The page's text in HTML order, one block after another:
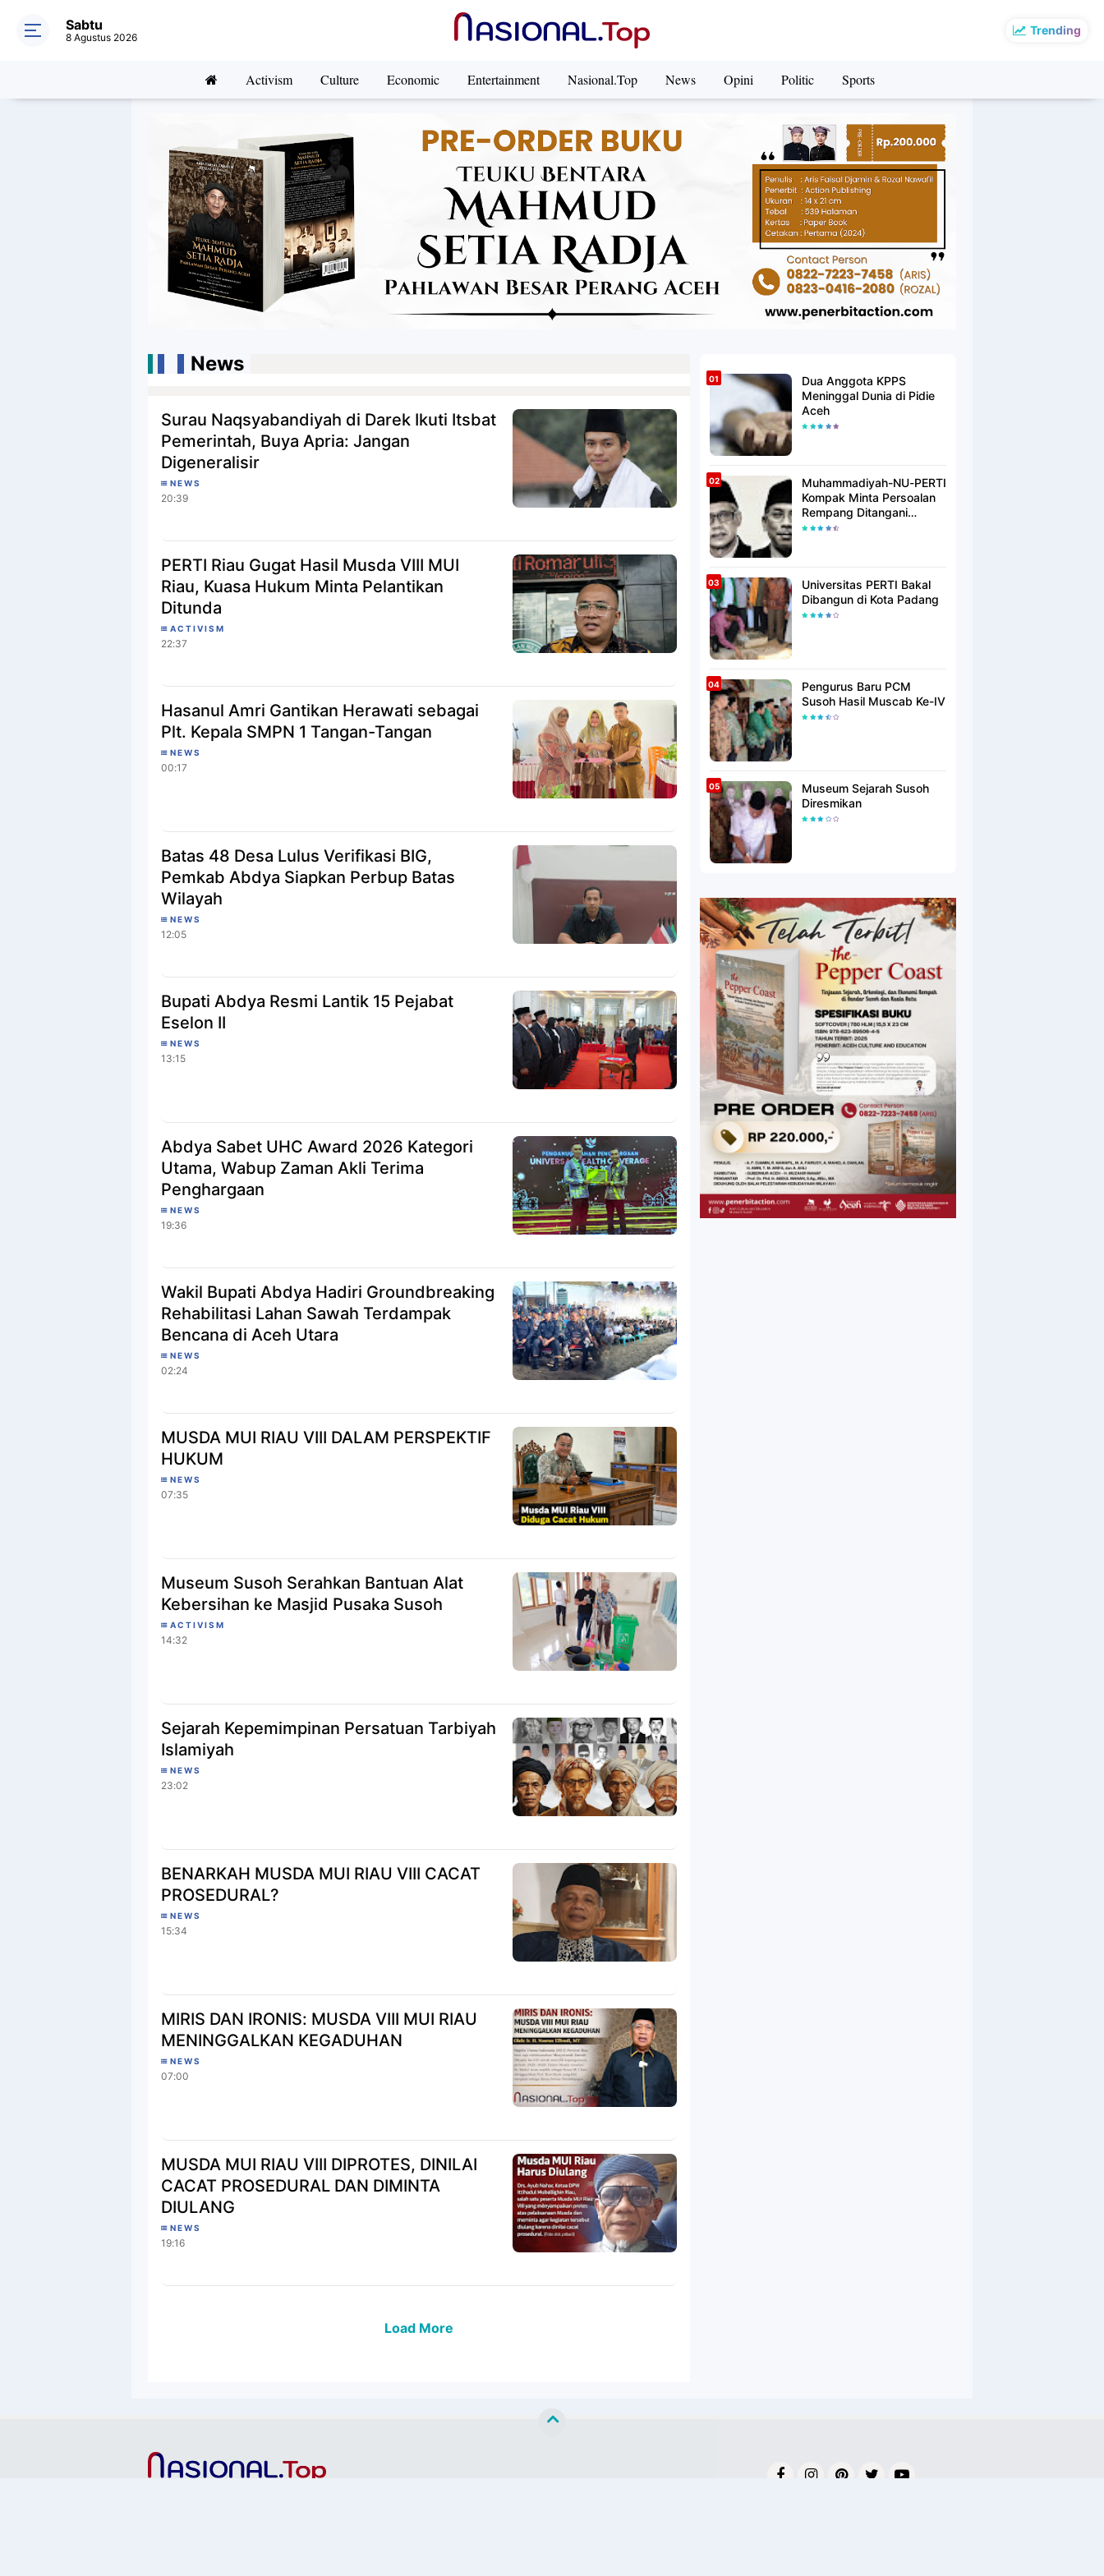
Trending
Sabtu
8 Agustus 2026
Activism Culture Economic Entertainment Nasional.Top News Opini Politic Sports
News
Surau Naqsyabandiyah di Darek Ikuti Itsbat
Pemerintah, Buya Apria: Jangan
Digeneralisir
NEWS
20:39
PERTI Riau Gugat Hasil Musda VIII MUI
Riau, Kuasa Hukum Minta Pelantikan
Ditunda
ACTIVISM
22:37
Hasanul Amri Gantikan Herawati sebagai
Plt. Kepala SMPN 1 Tangan-Tangan
NEWS
00:17
Batas 48 Desa Lulus Verifikasi BIG,
Pemkab Abdya Siapkan Perbup Batas
Wilayah
NEWS
12:05
Bupati Abdya Resmi Lantik 15 Pejabat
Eselon II
NEWS
13:15
Abdya Sabet UHC Award 2026 Kategori
Utama, Wabup Zaman Akli Terima
Penghargaan
NEWS
19:36
Wakil Bupati Abdya Hadiri Groundbreaking
Rehabilitasi Lahan Sawah Terdampak
Bencana di Aceh Utara
NEWS
02:24
MUSDA MUI RIAU VIII DALAM PERSPEKTIF
HUKUM
NEWS
07:35
Museum Susoh Serahkan Bantuan Alat
Kebersihan ke Masjid Pusaka Susoh
ACTIVISM
14:32
Sejarah Kepemimpinan Persatuan Tarbiyah
Islamiyah
NEWS
23:02
BENARKAH MUSDA MUI RIAU VIII CACAT
PROSEDURAL?
NEWS
15:34
MIRIS DAN IRONIS: MUSDA VIII MUI RIAU
MENINGGALKAN KEGADUHAN
NEWS
07:00
MUSDA MUI RIAU VIII DIPROTES, DINILAI
CACAT PROSEDURAL DAN DIMINTA
DIULANG
NEWS
19:16
Load More
Dua Anggota KPPS
Meninggal Dunia di Pidie
Aceh
Muhammadiyah-NU-PERTI
Kompak Minta Persoalan
Rempang Ditangani
Secara Humanis
Universitas PERTI Bakal
Dibangun di Kota Padang
Pengurus Baru PCM
Susoh Hasil Muscab Ke-IV
Museum Sejarah Susoh
Diresmikan